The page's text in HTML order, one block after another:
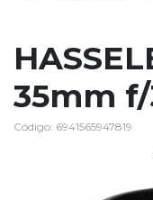
35mm f/
Código: 6941565947819